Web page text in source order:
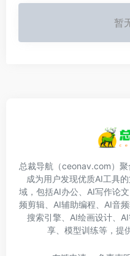
暂
总裁导航（ceonav.com）
成为用户发现优质AI工具
域，包括AI办公、AI写作论
频剪辑、AI辅助编程、AI音
搜索引擎、AI绘画设计、
享、模型训练等，提